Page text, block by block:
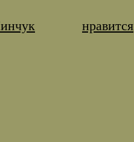
нравится